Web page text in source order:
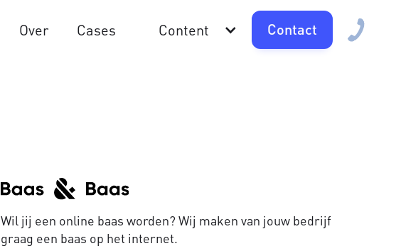
Over Cases Content Contact
Wil jij een online baas worden? Wij maken van jouw bedrijf
graag een baas op het internet.